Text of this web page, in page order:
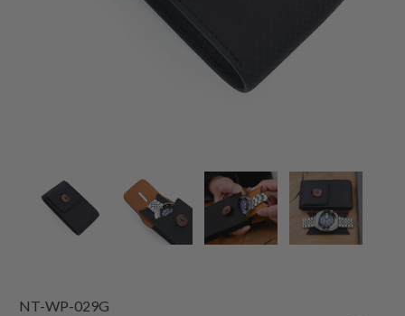
NT-WP-029G